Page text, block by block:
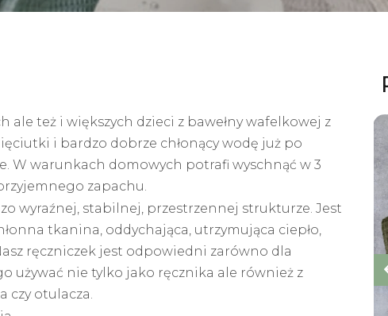
ale też i większych dzieci z bawełny wafelkowej z
i bardzo dobrze chłonący wodę już po
W warunkach domowych potrafi wyschnąć w 3
zapachu.
wyraźnej, stabilnej, przestrzennej strukturze. Jest
tkanina, oddychająca, utrzymująca ciepło,
ręczniczek jest odpowiedni zarówno dla
używać nie tylko jako ręcznika ale również z
czy otulacza.